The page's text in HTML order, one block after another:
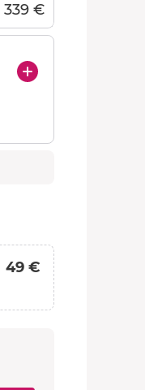
339 €
49 €